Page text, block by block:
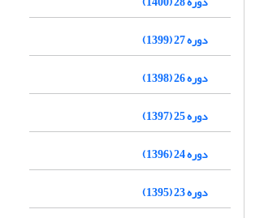
دوره 27 (1399)
دوره 26 (1398)
دوره 25 (1397)
دوره 24 (1396)
دوره 23 (1395)